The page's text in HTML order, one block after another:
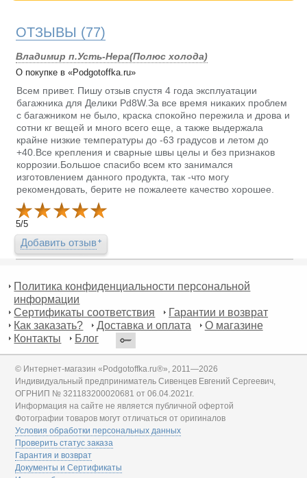
ОТЗЫВЫ (77)
Владимир п.Усть-Нера(Полюс холода)
О покупке в «Podgotoffka.ru»
Всем привет. Пишу отзыв спустя 4 года эксплуатации
багажника для Делики Pd8W.За все время никаких проблем
с багажником не было, краска спокойно пережила и дрова и
сотни кг вещей и много всего еще, а также выдержала
крайне низкие температуры до -63 градусов и летом до
+40.Все крепления и сварные швы целы и без признаков
коррозии.Большое спасибо всем кто занимался
изготовлением данного продукта, так -что могу
рекомендовать, берите не пожалеете качество хорошее.
5/5
Добавить отзыв
Политика конфиденциальности персональной
информации
Сертификаты соответствия
Гарантии и возврат
Как заказать?
Доставка и оплата
О магазине
Контакты
Блог
© Интернет-магазин «Podgotoffka.ru®», 2011—2026
Индивидуальный предприниматель Сивенцев Евгений Сергеевич,
ОГРНИП № 321183200020681 от 06.04.2021г.
Информация на сайте не является публичной офертой
Фотографии товаров могут отличаться от оригиналов
Условия обработки персональных данных
Проверить статус заказа
Гарантия и возврат
Документы и Сертификаты